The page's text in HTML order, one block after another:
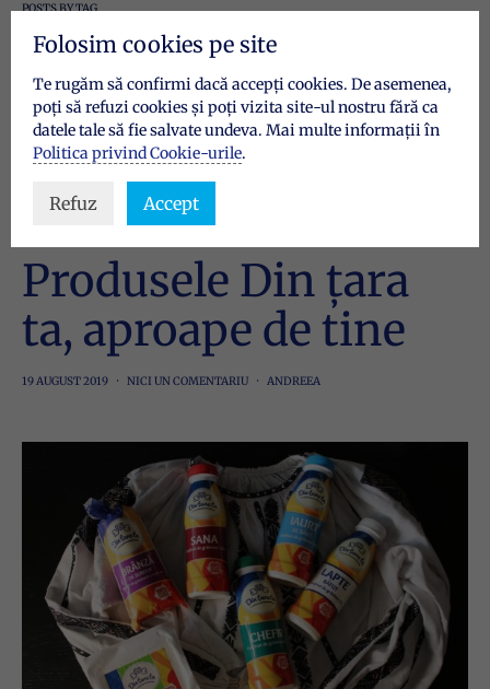
POSTS BY TAG
Dej
3 POSTS
Produsele Din țara
ta, aproape de tine
19 AUGUST 2019 NICI UN COMENTARIU ANDREEA
Folosim cookies pe site
Te rugăm să confirmi dacă accepți cookies. De asemenea,
poți să refuzi cookies și poți vizita site-ul nostru fără ca
datele tale să fie salvate undeva. Mai multe informații în
Politica privind Cookie-urile.
Refuz Accept